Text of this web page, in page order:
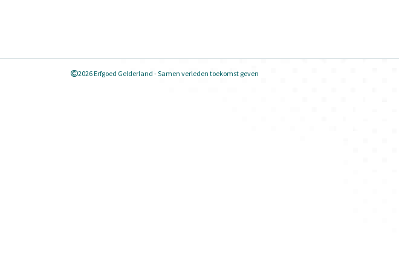
2026 Erfgoed Gelderland - Samen verleden toekomst geven